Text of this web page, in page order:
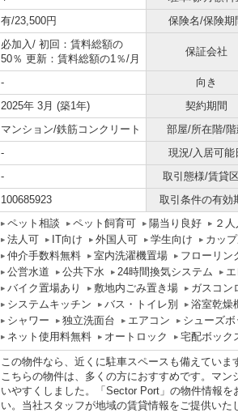
有/23,500円 保険名/保険期
必加入/ 初回：賃料総額の
50％ 更新：賃料総額の1％/月
保証会社
- 向き
2025年 3月 (築1年) 契約期間
マンション/鉄筋コンクリート 部屋/所在階/階
- 現況/入居可能
- 取引態様/賃貸
100685923 取引条件の有効
ペット相談 ペット飼育可 陽当り良好 ２
法人可
IT向け 外国人可 学生向け カッ
仲介手数料無料
室内洗濯機置場 フローリン
公営水道
公共下水 24時間換気システム
バイク置場あり
敷地内ごみ置き場 ガスコン
システムキッチン
バス・トイレ別 浴室乾燥
シャワー
独立洗面台 エアコン シューズボ
ネット使用料無料
オートロック 宅配ボック
この物件なら、近くに駐車スペースも備えてい
こちらの物件は、多くの方におすすめです。マ
いやすくしました。「Sector Port」の物件情報を
い。当社スタッフが地域の賃貸情報をご提供い